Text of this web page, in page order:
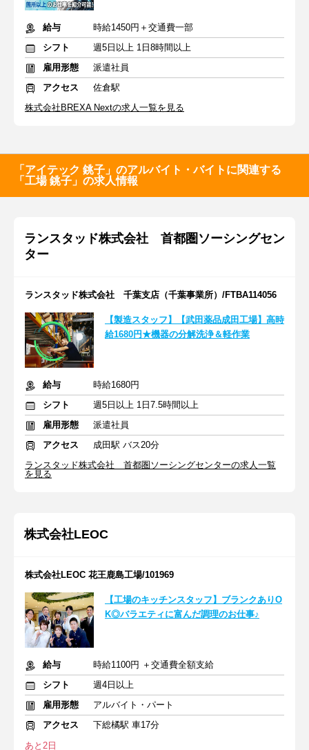
給与
時給1450円＋交通費一部
シフト
週5日以上 1日8時間以上
雇用形態
派遣社員
アクセス
佐倉駅
株式会社BREXA Nextの求人一覧を見る
「アイテック 銚子」のアルバイト・バイトに関連する
「工場 銚子」の求人情報
ランスタッド株式会社 首都圏ソーシングセン
ター
ランスタッド株式会社 千葉支店（千葉事業所）/FTBA114056
【製造スタッフ】【武田薬品成田工場】高時
給1680円★機器の分解洗浄＆軽作業
給与
時給1680円
シフト
週5日以上 1日7.5時間以上
雇用形態
派遣社員
アクセス
成田駅 バス20分
ランスタッド株式会社 首都圏ソーシングセンターの求人一覧
を見る
株式会社LEOC
株式会社LEOC 花王鹿島工場/101969
【工場のキッチンスタッフ】ブランクありO
K◎バラエティに富んだ調理のお仕事♪
給与
時給1100円 ＋交通費全額支給
シフト
週4日以上
雇用形態
アルバイト・パート
アクセス
下総橘駅 車17分
あと2日